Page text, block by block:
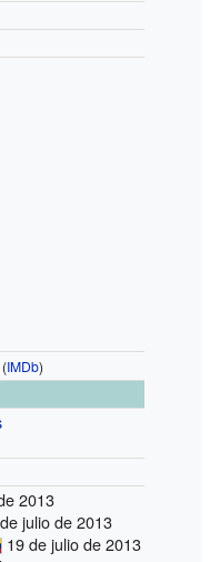
(IMDb)
2013
julio de 2013
19 de julio de 2013